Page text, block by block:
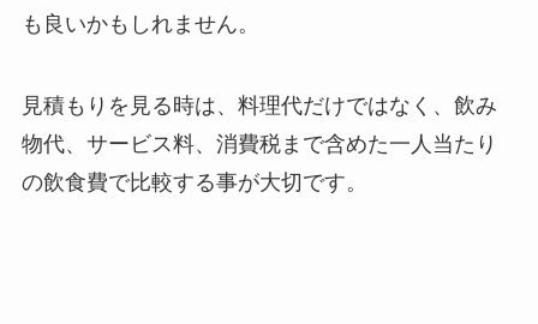
も良いかもしれません。
見積もりを見る時は、料理代だけではなく、飲み
物代、サービス料、消費税まで含めた一人当たり
の飲食費で比較する事が大切です。